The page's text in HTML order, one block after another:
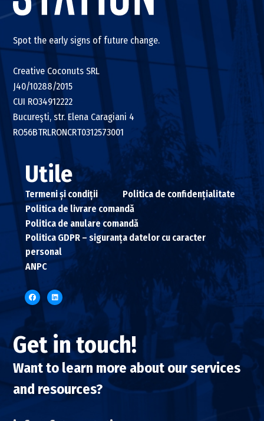
Spot the early signs of future change.
Creative Coconuts SRL
J40/10288/2015
CUI RO34912222
Bucureşti, str. Elena Caragiani 4
RO56BTRLRONCRT0312573001
Utile
Termeni și condiții
Politica de confidențialitate
Politica de livrare comandă
Politica de anulare comandă
Politica GDPR – siguranța datelor cu caracter
personal
ANPC
Get in touch!
Want to learn more about our services
and resources?